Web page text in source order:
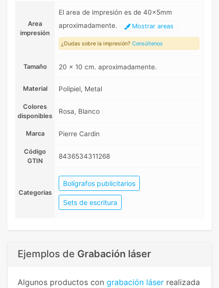
Area
impresión
El area de impresión es de 40x5mm
aproximadamente.
Mostrar areas
¿Dudas sobre la impresión? Consúltenos
Tamaño 20 x 10 cm. aproximadamente.
Material Polipiel, Metal
Colores
disponibles
Rosa, Blanco
Marca Pierre Cardin
Código
GTIN
8436534311268
Categorias
Bolígrafos publicitarios
Sets de escritura
Ejemplos de Grabación láser
Algunos productos con grabación láser realizada